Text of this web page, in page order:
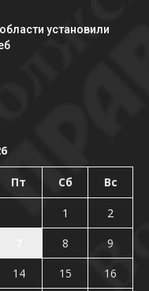
установили
Пт Сб Вс
1
2
8
9
14 15
16